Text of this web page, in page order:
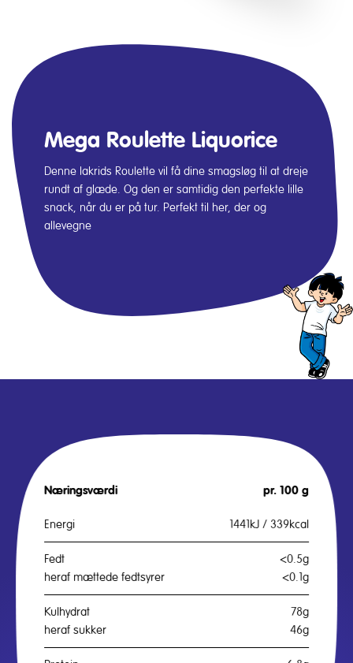
Mega Roulette Liquorice
Denne lakrids Roulette vil få dine smagsløg til at dreje
rundt af glæde. Og den er samtidig den perfekte lille
snack, når du er på tur. Perfekt til her, der og
allevegne
Næringsværdi pr. 100 g
Energi 1441kJ / 339kcal
Fedt
<0.5g
heraf mættede fedtsyrer
<0.1g
Kulhydrat
78g
heraf sukker
46g